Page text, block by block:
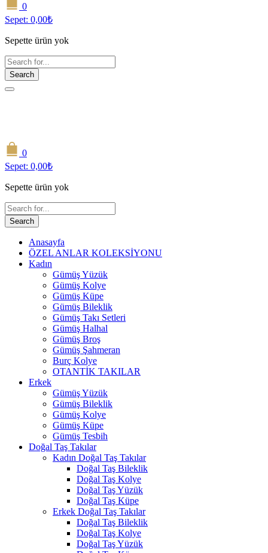
0
Sepet: 0,00₺
Sepette ürün yok
Search
0
Sepet: 0,00₺
Sepette ürün yok
Search
Anasayfa
ÖZEL ANLAR KOLEKSİYONU
Kadın
Gümüş Yüzük
Gümüş Kolye
Gümüş Küpe
Gümüş Bileklik
Gümüş Takı Setleri
Gümüş Halhal
Gümüş Broş
Gümüş Şahmeran
Burç Kolye
OTANTİK TAKILAR
Erkek
Gümüş Yüzük
Gümüş Bileklik
Gümüş Kolye
Gümüş Küpe
Gümüş Tesbih
Doğal Taş Takılar
Kadın Doğal Taş Takılar
Doğal Taş Bileklik
Doğal Taş Kolye
Doğal Taş Yüzük
Doğal Taş Küpe
Erkek Doğal Taş Takılar
Doğal Taş Bileklik
Doğal Taş Kolye
Doğal Taş Yüzük